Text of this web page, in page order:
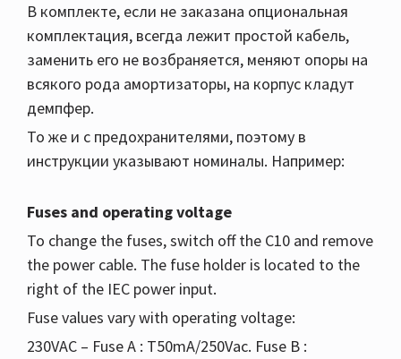
В комплекте, если не заказана опциональная
комплектация, всегда лежит простой кабель,
заменить его не возбраняется, меняют опоры на
всякого рода амортизаторы, на корпус кладут
демпфер.
То же и с предохранителями, поэтому в
инструкции указывают номиналы. Например:
Fuses and operating voltage
To change the fuses, switch off the C10 and remove
the power cable. The fuse holder is located to the
right of the IEC power input.
Fuse values vary with operating voltage:
230VAC – Fuse A : T50mA/250Vac. Fuse B :